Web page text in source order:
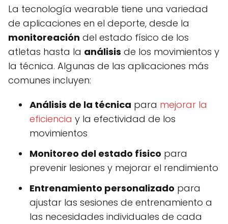
La tecnología wearable tiene una variedad
de aplicaciones en el deporte, desde la
monitoreación del estado físico de los
atletas hasta la análisis de los movimientos y
la técnica. Algunas de las aplicaciones más
comunes incluyen:
Análisis de la técnica para mejorar la
eficiencia y la efectividad de los
movimientos
Monitoreo del estado físico para
prevenir lesiones y mejorar el rendimiento
Entrenamiento personalizado para
ajustar las sesiones de entrenamiento a
las necesidades individuales de cada